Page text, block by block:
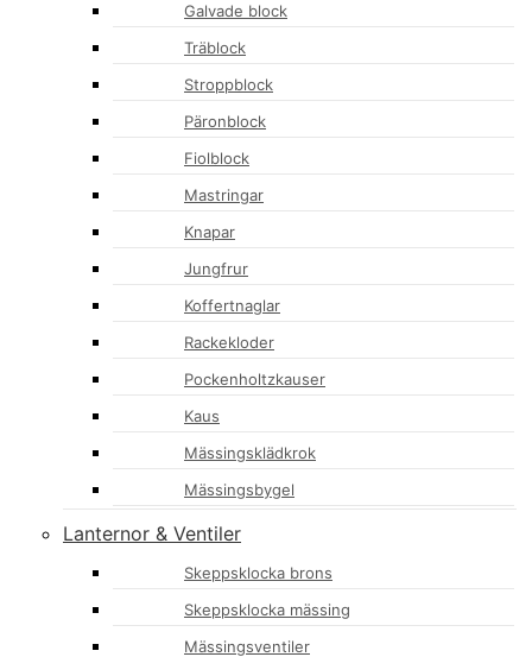
Galvade block
Träblock
Stroppblock
Päronblock
Fiolblock
Mastringar
Knapar
Jungfrur
Koffertnaglar
Rackekloder
Pockenholtzkauser
Kaus
Mässingsklädkrok
Mässingsbygel
Lanternor & Ventiler
Skeppsklocka brons
Skeppsklocka mässing
Mässingsventiler